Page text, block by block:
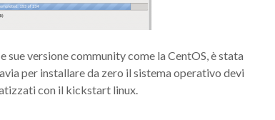
sue versione community come la CentOS, è stata
per installare da zero il sistema operativo devi
con il kickstart linux.